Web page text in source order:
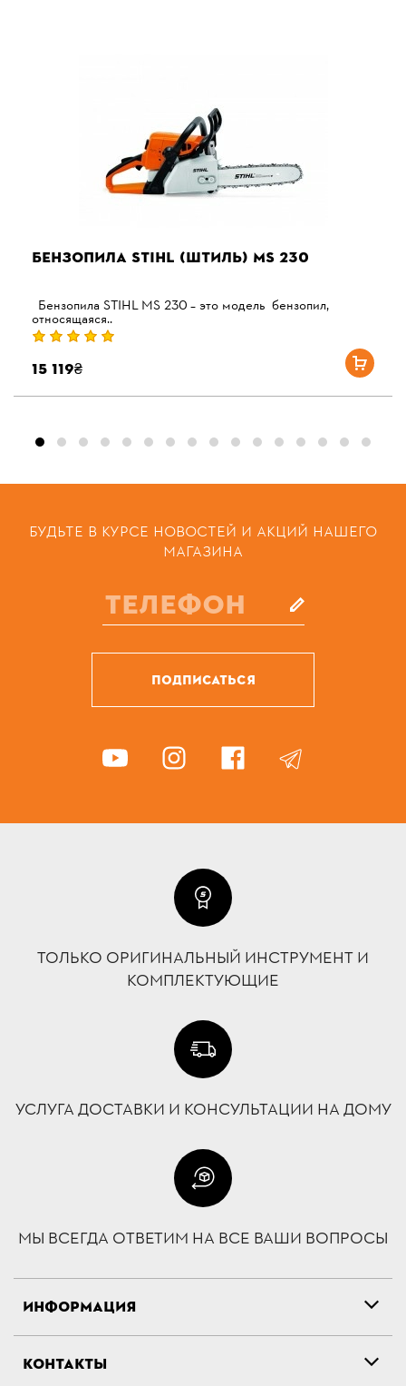
БЕНЗОПИЛА STIHL (ШТИЛЬ) MS 230
Бензопила STIHL МS 230 – это модель бензопил,
относящаяся..
15 119₴
БУДЬТЕ В КУРСЕ НОВОСТЕЙ И АКЦИЙ НАШЕГО
МАГАЗИНА
ПОДПИСАТЬСЯ
ТОЛЬКО ОРИГИНАЛЬНЫЙ ИНСТРУМЕНТ И
КОМПЛЕКТУЮЩИЕ
УСЛУГА ДОСТАВКИ И КОНСУЛЬТАЦИИ НА ДОМУ
МЫ ВСЕГДА ОТВЕТИМ НА ВСЕ ВАШИ ВОПРОСЫ
ИНФОРМАЦИЯ
КОНТАКТЫ